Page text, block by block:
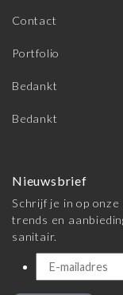
Contact
Portfolio
Bedankt
Bedankt
Nieuwsbrief
Schrijf je in op
trends en
sanitair.